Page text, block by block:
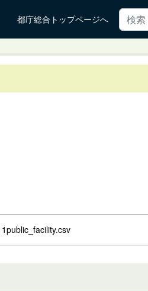
都庁総合トップページへ